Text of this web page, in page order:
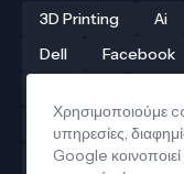
3D Printing Ai
Dell
Facebook
Αρχαίες τεχνολογίες
Ηλεκτροκίνηση
Χρησιμοποιούμε
υπηρεσίες,
Google